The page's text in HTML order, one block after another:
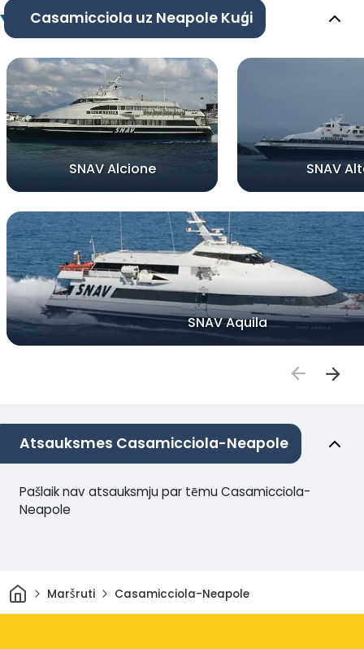
Casamicciola uz Neapole Kuģi
SNAV Alcione SNAV
SNAV Aquila
Atsauksmes Casamicciola-Neapole
Pašlaik nav atsauksmju par tēmu Casamicciola-
Neapole
Sākums
Maršruti Casamicciola-Neapole